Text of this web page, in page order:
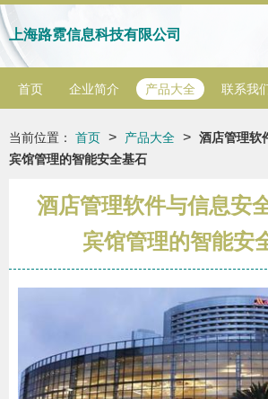
上海路霓信息科技有限公司
首页 企业简介 产品大全 联系我
当前位置： 首页 > 产品大全 > 酒店管理软
宾馆管理的智能安全基石
酒店管理软件与信息安
宾馆管理的智能安